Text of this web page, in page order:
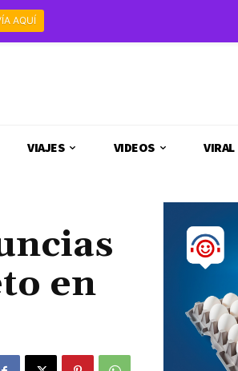
VIAJES VIDEOS VIRAL
en
AQUÍ